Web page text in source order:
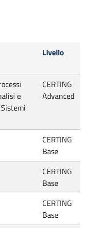
Livello
e
CERTING
Advanced
CERTING
Base
CERTING
Base
CERTING
Base